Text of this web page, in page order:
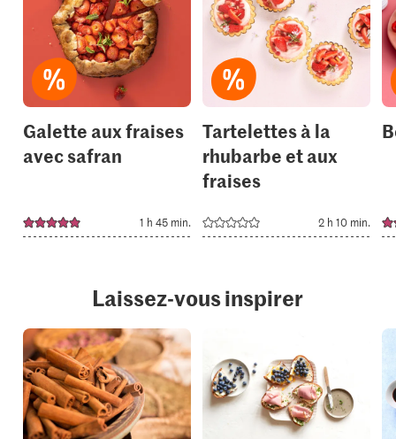
add
collections.
Galette aux fraises
avec safran
1 h 45 min.
add
it
to
your
Tartelettes à la
rhubarbe et aux
fraises
2 h 10 min.
Laissez-vous inspirer